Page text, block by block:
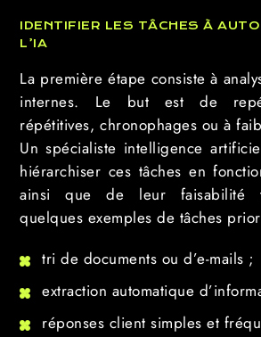
IDENTIFIER LES TÂCHES À
L’IA
La première étape consiste à
internes. Le but est de
répétitives, chronophages ou à
Un spécialiste intelligence
hiérarchiser ces tâches en
ainsi que de leur faisabilité
quelques exemples de tâches
tri de documents ou d’e-mails ;
extraction automatique
réponses client simples et